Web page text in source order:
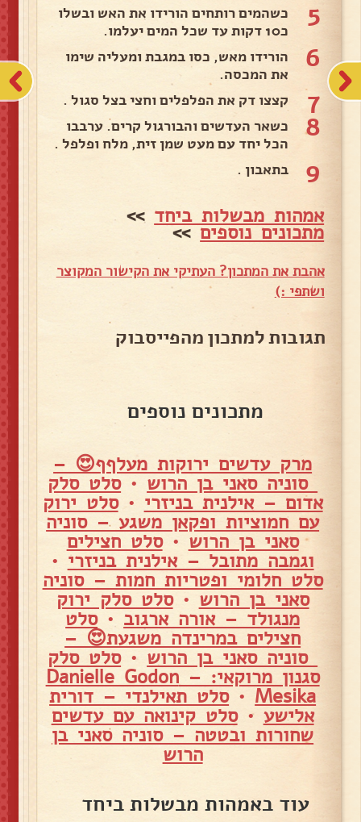
5
כשהמים רותחים הורידו את האש ובשלו
כ10 דקות עד שכל המים יעלמו.
6
הורידו מאש, כסו במגבת ומעליה שימו
את המכסה.
7 קצצו דק את הפלפלים וחצי בצל סגול .
8
כשאר העדשים והבורגול קרים. ערבבו
הכל יחד עם מעט שמן זית, מלח ופלפל .
9 בתאבון .
אמהות מבשלות ביחד >>
מתכונים נוספים>>
אהבת את המתכון? העתיקי את הקישור המקוצר
ושתפי :)
תגובות למתכון מהפייסבוק
מתכונים נוספים
מרק עדשים ירוקות מעלףף😍 –
סוניה סאני בן הרוש •סלט סלק
אדום – אילנית בניזרי •סלט ירוק
עם חמוציות ופקאן משגע – סוניה
סאני בן הרוש •סלט חצילים
וגמבה מתובל – אילנית בניזרי •
סלט חלומי ופטריות חמות – סוניה
סאני בן הרוש •סלט סלק ירוק
מנגולד – אורה ארגוב •סלט
חצילים במרינדה משגעת😍 –
סוניה סאני בן הרוש •סלט סלק
סגנון מרוקאי: – Danielle Godon
Mesika
•סלט תאילנדי – דורית
אלישע •סלט קינואה עם עדשים
שחורות ובטטה – סוניה סאני בן
הרוש
עוד באמהות מבשלות ביחד